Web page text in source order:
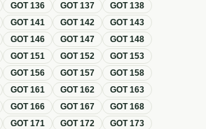
GOT136 GOT137 GOT138
GOT141 GOT142 GOT143
GOT146 GOT147 GOT148
GOT151 GOT152 GOT153
GOT156 GOT157 GOT158
GOT161 GOT162 GOT163
GOT166 GOT167 GOT168
GOT171 GOT172 GOT173